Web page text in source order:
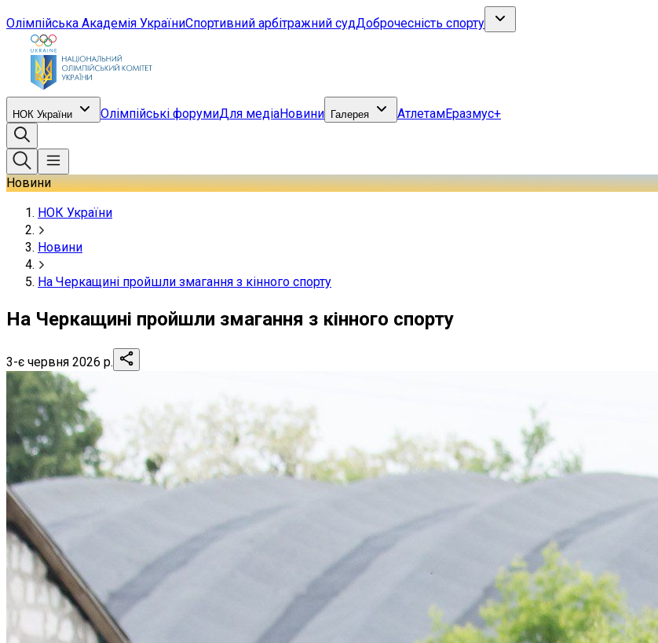
Олімпійська Академія УкраїниСпортивний арбітражний судДоброчесність спорту
НОК України Олімпійські форумиДля медіаНовини Галерея АтлетамЕразмус+
Новини
НОК України
Новини
На Черкащині пройшли змагання з кінного спорту
На Черкащині пройшли змагання з кінного спорту
3-є червня 2026 р.